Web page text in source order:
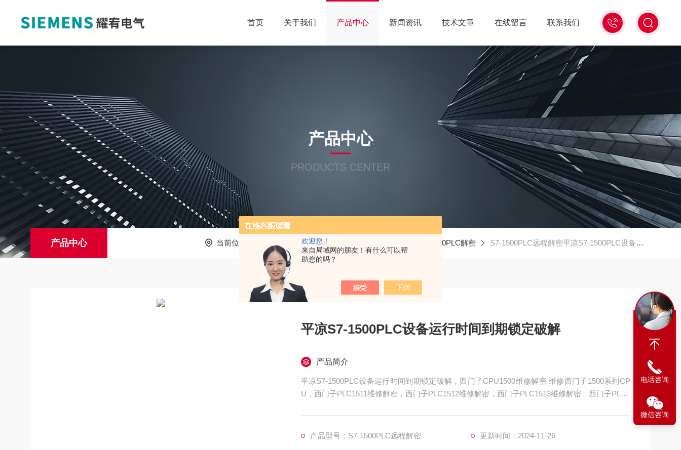
欢迎您！
来自局域网的朋友！有什么可以帮
助您的吗？
18516586104
微
首页 关于我们 产品中心 新闻资讯 技术文章 在线留言 联系我们
产品中心
PRODUCTS CENTER
产品中心 当前位置： 产品中心 西门子S7-1500PLC解密 S7-1500PLC远程解密平凉S7-1500PLC设备运行时间到期锁定破解
平凉S7-1500PLC设备运行时间到期锁定破解
产品简介
平凉S7-1500PLC设备运行时间到期锁定破解，西门子CPU1500维修解密 维修西门子1500系列CP
U，西门子PLC1511维修解密，西门子PLC1512维修解密，西门子PLC1513维修解密，西门子PLC1
产品型号：S7-1500PLC远程解密
更新时间：2024-11-26
电话咨询
微信咨询